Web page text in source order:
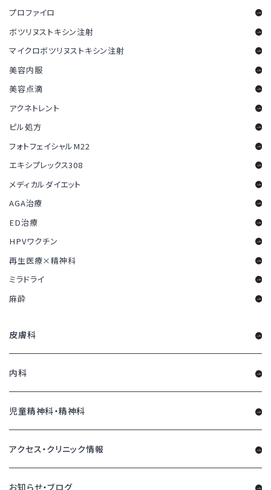
プロファイロ
ボツリヌストキシン注射
マイクロボツリヌストキシン注射
美容内服
美容点滴
アクネトレント
ピル処方
フォトフェイシャルM22
エキシプレックス308
メディカルダイエット
AGA治療
ED治療
HPVワクチン
再生医療×精神科
ミラドライ
麻酔
皮膚科
内科
児童精神科・精神科
アクセス・クリニック情報
お知らせ・ブログ